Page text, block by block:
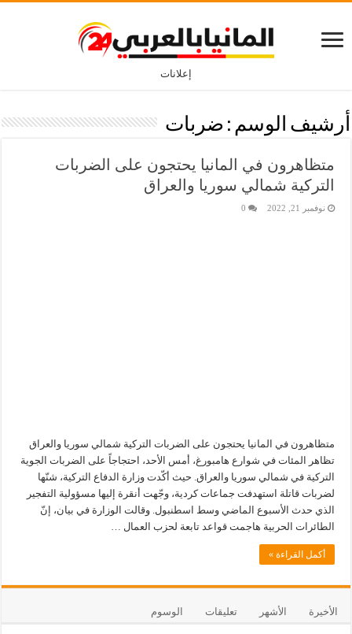
إعلانات
أرشيف الوسم : ضربات
متظاهرون في المانيا يحتجون على الضربات
التركية شمالي سوريا والعراق
نوفمبر 21, 2022 0
متظاهرون في المانيا يحتجون على الضربات التركية شمالي سوريا والعراق
تظاهر المئات في شوارع هامبورغ، أمس الأحد، احتجاجاً على الضربات الجوية
التركية في شمالي سوريا والعراق. حيث أكّدت وزارة الدفاع التركية، شنّها
لضربات قاتلة استهدفت جماعات كردية، وجّهت أنقرة إليها مسؤولية التفجير
الذي حدث الأسبوع الماضي وسط اسطنبول. وقالت الوزارة في بيان، إنّ
الطائرات الحربية هاجمت قواعد تابعة لحزب العمال …
أكمل القراءة »
الأخيرة الأشهر تعليقات الوسوم